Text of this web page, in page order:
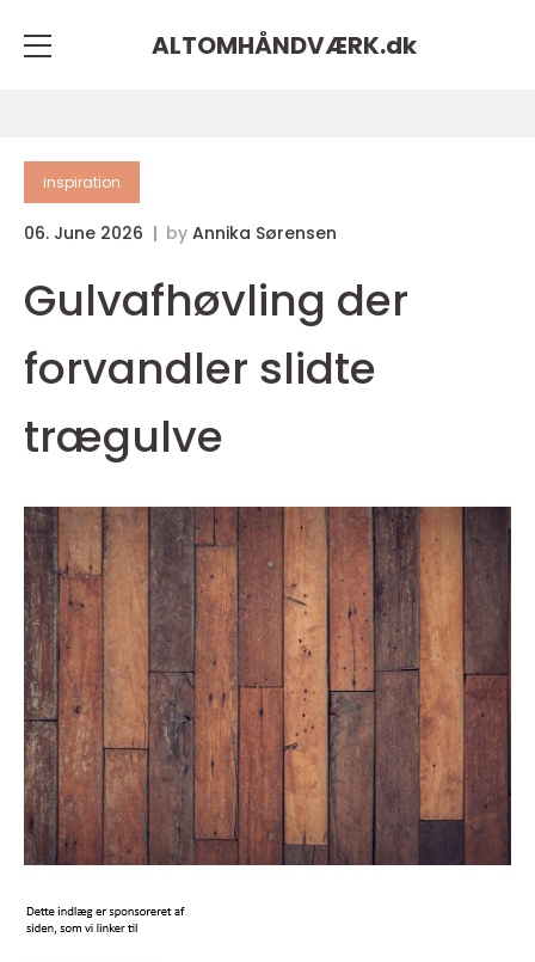
ALTOMHÅNDVÆRK.dk
inspiration
06. June 2026 by Annika Sørensen
Gulvafhøvling der
forvandler slidte
trægulve